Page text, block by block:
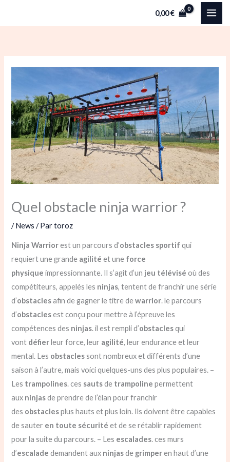
0,00€
Quel obstacle ninja warrior ?
/News / Partoroz
Ninja Warriorest un parcours d’obstacles sportif qui
requiert une grande agilité et une force
physique impressionnante. Il s’agit d’un jeu télévisé où des
compétiteurs, appelés les ninjas, tentent de franchir une série
d’obstaclesafin de gagner le titre dewarrior. le parcours
d’obstaclesest conçu pour mettre à l’épreuve les
compétences des ninjas. il est rempli d’obstaclesqui
vont défierleur force, leur agilité, leur endurance et leur
mental. Les obstaclessont nombreux et différents d’une
saison à l’autre, mais voici quelques-uns des plus populaires. –
Les trampolines. ces sautsde trampoline permettent
aux ninjasde prendre de l’élan pour franchir
des obstaclesplus hauts et plus loin. Ils doivent être capables
de sauter en toute sécurité et de se rétablir rapidement
pour la suite du parcours. – Les escalades. ces murs
d’escalade demandent aux ninjasde grimperen haut d’une